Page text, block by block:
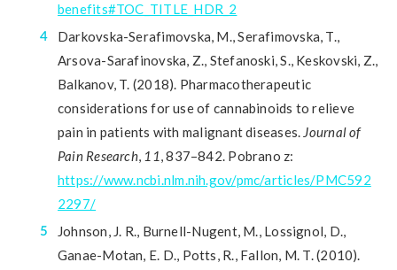
benefits#TOC_TITLE_HDR_2
Darkovska-Serafimovska, M., Serafimovska, T.,
Arsova-Sarafinovska, Z., Stefanoski, S., Keskovski, Z.,
Balkanov, T. (2018). Pharmacotherapeutic
considerations for use of cannabinoids to relieve
pain in patients with malignant diseases. Journal of
Pain Research, 11, 837–842. Pobrano z:
https://www.ncbi.nlm.nih.gov/pmc/articles/PMC592
2297/
Johnson, J. R., Burnell-Nugent, M., Lossignol, D.,
Ganae-Motan, E. D., Potts, R., Fallon, M. T. (2010).